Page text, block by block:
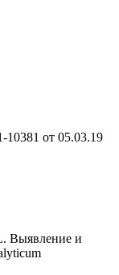
10381 от 05.03.19
Выявление и